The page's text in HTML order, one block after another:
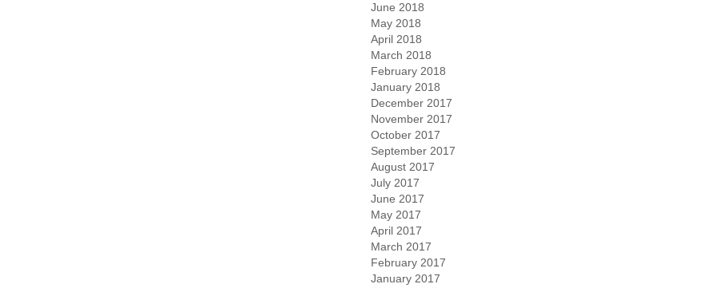
June 2018
May 2018
April 2018
March 2018
February 2018
January 2018
December 2017
November 2017
October 2017
September 2017
August 2017
July 2017
June 2017
May 2017
April 2017
March 2017
February 2017
January 2017